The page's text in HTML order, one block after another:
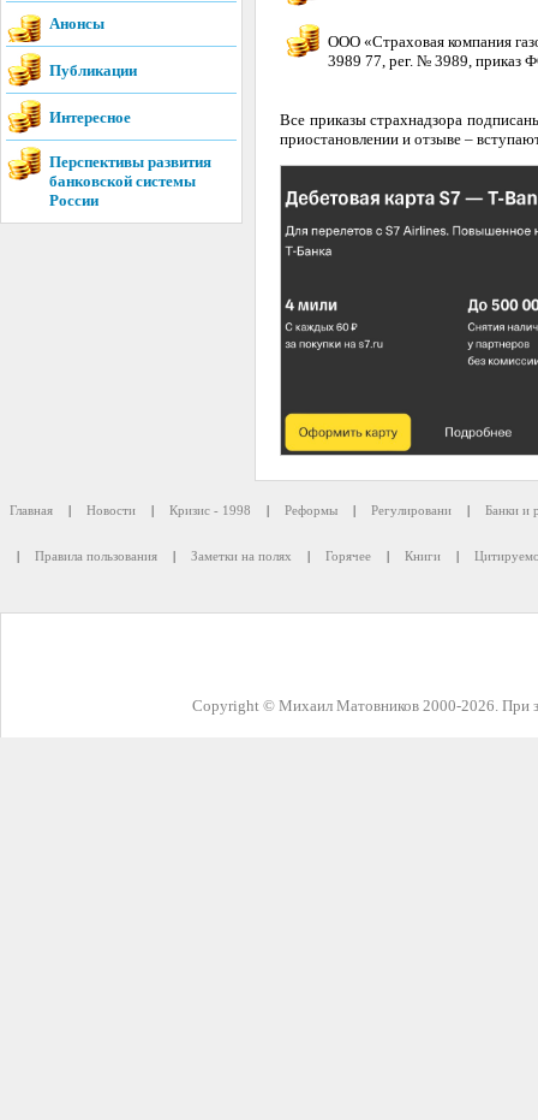
Анонсы
Публикации
Интересное
Перспективы развития
банковской системы
России
ООО «Страховая компания
3989 77, рег. № 3989,
Все приказы страхнадзора
приостановлении и отзыве –
Главная | Новости | Кризис - 1998 | Реформы | Регулировани | Банки и
| Правила пользования | Заметки на полях | Горячее | Книги |
Copyright © Михаил Матовников 2000-2026. При